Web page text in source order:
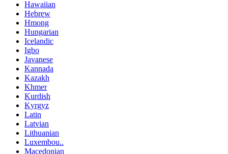
Hawaiian
Hebrew
Hmong
Hungarian
Icelandic
Igbo
Javanese
Kannada
Kazakh
Khmer
Kurdish
Kyrgyz
Latin
Latvian
Lithuanian
Luxembou..
Macedonian